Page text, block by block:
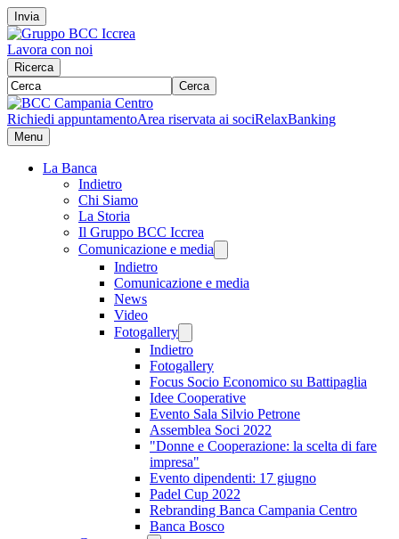
Invia
Lavora con noi
Ricerca
Cerca
Richiedi appuntamentoArea riservata ai sociRelaxBanking
Menu
La Banca
Indietro
Chi Siamo
La Storia
Il Gruppo BCC Iccrea
Comunicazione e media
Indietro
Comunicazione e media
News
Video
Fotogallery
Indietro
Fotogallery
Focus Socio Economico su Battipaglia
Idee Cooperative
Evento Sala Silvio Petrone
Assemblea Soci 2022
"Donne e Cooperazione: la scelta di fare
impresa"
Evento dipendenti: 17 giugno
Padel Cup 2022
Rebranding Banca Campania Centro
Banca Bosco